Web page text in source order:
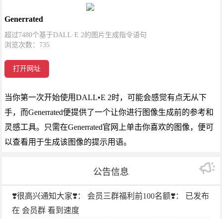
Generrated
超过7480个基于DALL·E 2的图片生成指令语句
浏览次数： 735
打开网址
当你第一次开始使用DALL•E 2时，可能会感觉有点无从下
手，而Generrated便提供了一个让你进行图像生成前的参考和
灵感工具。只需在Generrated官网上单击你喜欢的图像，便可
以查看用于生成该图像的提示用语。
公告信息
❣️很高兴通知大家❣️： 会员三群福利前100名额❣️： 已发布
在 会员群 看到速度